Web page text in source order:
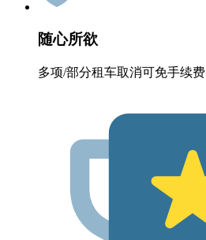
随心所欲
多项/部分租车取消可免手续费